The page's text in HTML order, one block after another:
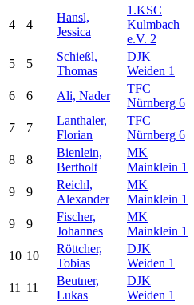
4 4
Hansl,
Jessica
1.KSC
Kulmbach
e.V. 2
5 5
Schießl,
Thomas
DJK
Weiden 1
6 6 Ali, Nader
TFC
Nürnberg 6
7 7
Lanthaler,
Florian
TFC
Nürnberg 6
8 8
Bienlein,
Bertholt
MK
Mainklein 1
9 9
Reichl,
Alexander
MK
Mainklein 1
9 9
Fischer,
Johannes
MK
Mainklein 1
10 10
Röttcher,
Tobias
DJK
Weiden 1
11 11
Beutner,
Lukas
DJK
Weiden 1